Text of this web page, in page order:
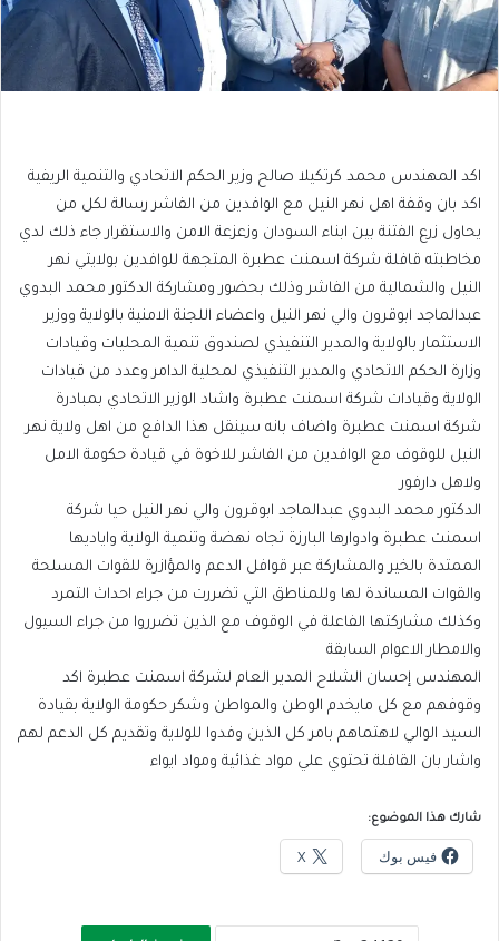
اكد المهندس محمد كرتكيلا صالح وزير الحكم الاتحادي والتنمية الريفية
اكد بان وقفة اهل نهر النيل مع الوافدين من الفاشر رسالة لكل من
يحاول زرع الفتنة بين ابناء السودان وزعزعة الامن والاستقرار جاء ذلك لدي
مخاطبته قافلة شركة اسمنت عطبرة المتجهة للوافدين بولايتي نهر
النيل والشمالية من الفاشر وذلك بحضور ومشاركة الدكتور محمد البدوي
عبدالماجد ابوقرون والي نهر النيل واعضاء اللجنة الامنية بالولاية ووزير
الاستثمار بالولاية والمدير التنفيذي لصندوق تنمية المحليات وقيادات
وزارة الحكم الاتحادي والمدير التنفيذي لمحلية الدامر وعدد من قيادات
الولاية وقيادات شركة اسمنت عطبرة واشاد الوزير الاتحادي بمبادرة
شركة اسمنت عطبرة واضاف بانه سينقل هذا الدافع من اهل ولاية نهر
النيل للوقوف مع الوافدين من الفاشر للاخوة في قيادة حكومة الامل
ولاهل دارفور
الدكتور محمد البدوي عبدالماجد ابوقرون والي نهر النيل حيا شركة
اسمنت عطبرة وادوارها البارزة تجاه نهضة وتنمية الولاية واياديها
الممتدة بالخير والمشاركة عبر قوافل الدعم والمؤازرة للقوات المسلحة
والقوات المساندة لها وللمناطق التي تضررت من جراء احداث التمرد
وكذلك مشاركتها الفاعلة في الوقوف مع الذين تضرروا من جراء السيول
والامطار الاعوام السابقة
المهندس إحسان الشلاح المدير العام لشركة اسمنت عطبرة اكد
وقوفهم مع كل مايخدم الوطن والمواطن وشكر حكومة الولاية بقيادة
السيد الوالي لاهتماهم بامر كل الذين وفدوا للولاية وتقديم كل الدعم لهم
واشار بان القافلة تحتوي علي مواد غذائية ومواد ايواء
شارك هذا الموضوع:
فيس بوك X